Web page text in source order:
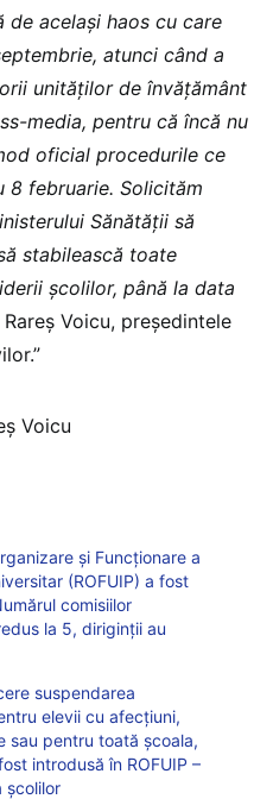
de același haos cu care
atunci când a
unităților de învățământ
media, pentru că încă nu
oficial procedurile ce
8 februarie. Solicităm
Sănătății să
stabilească toate
școlilor, până la data
Voicu, președintele
Voicu
și Funcționare a
(ROFUIP) a fost
comisiilor
la 5, diriginții au
suspendarea
elevii cu afecțiuni,
sau pentru toată școala,
introdusă în ROFUIP –
școlilor